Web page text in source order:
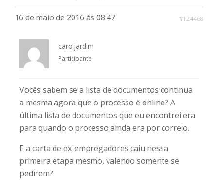
16 de maio de 2016 às 08:47 #124468
caroljardim
Participante
Vocês sabem se a lista de documentos continua
a mesma agora que o processo é online? A
última lista de documentos que eu encontrei era
para quando o processo ainda era por correio.
E a carta de ex-empregadores caiu nessa
primeira etapa mesmo, valendo somente se
pedirem?